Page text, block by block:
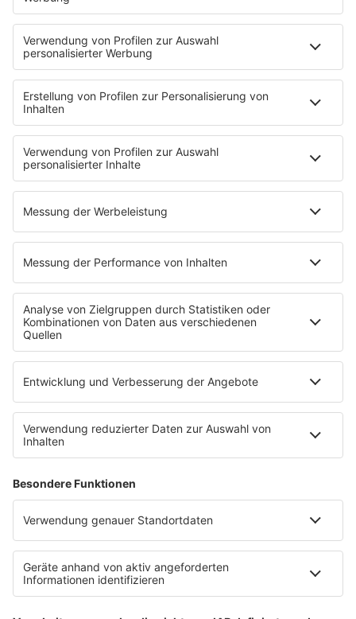
90s90s DE:CODED
Musik
News
HITstory
Was macht eigentlich?
Listing
Back to the 90s
Mitmachen
Aktionen & Events
90s90s Countdown
Empfang
90s90s App
Sonos
Service
FAQs
Kontakt
Datenschutz
Datenschutz Facebook & Instagram-Fanpage
Datenschutzeinstellungen
Allgemeine Teilnahmebedingungen
Werbung schalten
80s80s.de